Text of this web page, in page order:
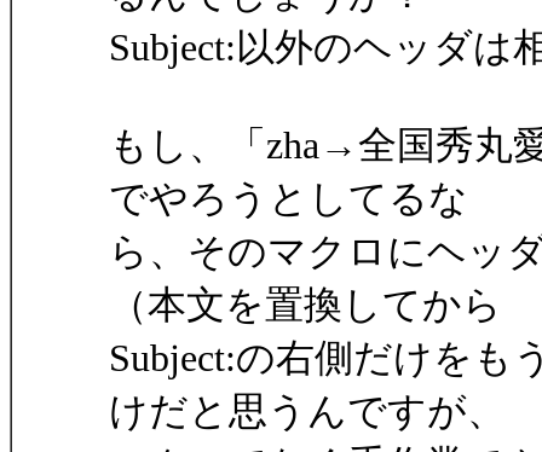
Subject:以外のヘッダ
もし、「zha→全国秀丸
でやろうとしてるな
ら、そのマクロにヘッ
（本文を置換してから
Subject:の右側だけをも
けだと思うんですが、